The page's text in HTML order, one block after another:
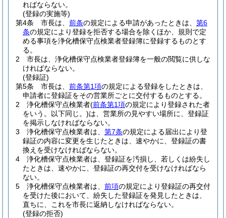
ればならない。
(登録の実施等)
第4条
市長は、 前条の規定による申請があったときは、 第6
条の規定により登録を拒否する場合を除くほか、規則で定
める事項を浄化槽保守点検業者登録簿に登録するものとす
る。
2
市長は、浄化槽保守点検業者登録簿を一般の閲覧に供しな
ければならない。
(登録証)
第5条
市長は、 前条第1項の規定による登録をしたときは、
申請者に登録証をその営業所ごとに交付するものとする。
2
浄化槽保守点検業者(前条第1項の規定により登録された者
をいう。以下同じ。)は、営業所の見やすい場所に、登録証
を掲示しなければならない。
3
浄化槽保守点検業者は、 第7条の規定による届出により登
録証の内容に変更を生じたときは、速やかに、登録証の書
換えを受けなければならない。
4
浄化槽保守点検業者は、登録証を汚損し、若しくは紛失し
たときは、速やかに、登録証の再交付を受けなければなら
ない。
5
浄化槽保守点検業者は、 前項の規定により登録証の再交付
を受けた後において、紛失した登録証を発見したときは、
直ちに、これを市長に返納しなければならない。
(登録の拒否)